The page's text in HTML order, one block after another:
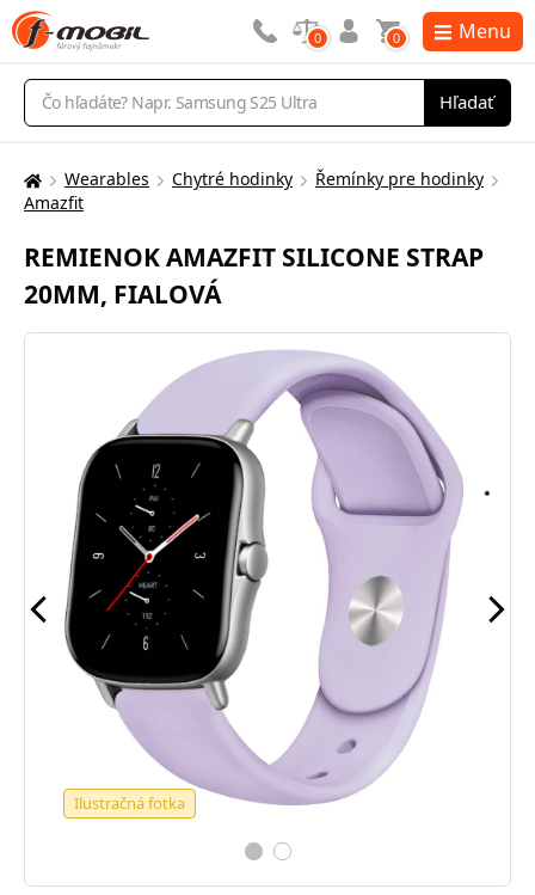
Vyhľadávanie
Hľadať
0 0 Menu
Tu
nachádzate:
Wearables Chytré hodinky
Řemínky pre hodinky
Amazfit
REMIENOK AMAZFIT SILICONE STRAP
20MM, FIALOVÁ
Ilustračná fotka